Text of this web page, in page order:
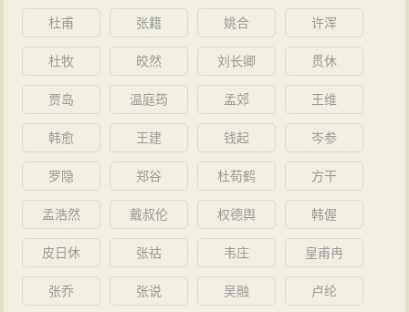
杜甫 张籍 姚合 许浑
杜牧 皎然 刘长卿 贯休
贾岛 温庭筠 孟郊 王维
韩愈 王建 钱起 岑参
罗隐 郑谷 杜荀鹤 方干
孟浩然 戴叔伦 权德舆 韩偓
皮日休 张祜 韦庄 皇甫冉
张乔 张说 吴融 卢纶